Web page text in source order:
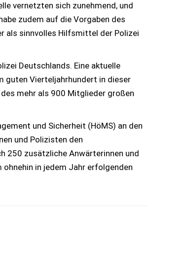
vernetzten sich zunehmend, und
zudem auf die Vorgaben des
als sinnvolles Hilfsmittel der Polizei
Deutschlands. Eine aktuelle
guten Vierteljahrhundert in dieser
mehr als 900 Mitglieder großen
und Sicherheit (HöMS) an den
und Polizisten den
250 zusätzliche Anwärterinnen und
in jedem Jahr erfolgenden